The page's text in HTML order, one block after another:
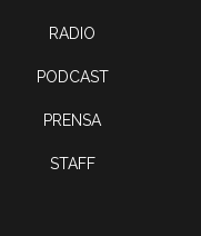
RADIO
PODCAST
PRENSA
STAFF